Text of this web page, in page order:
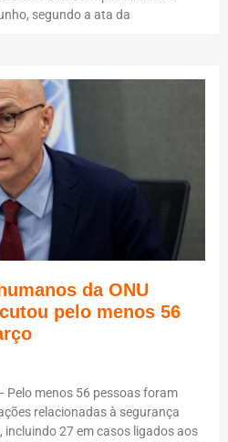
segundo a ata da
da ONU
pelo menos 56
Pelo menos 56 pessoas foram
relacionadas à segurança
incluindo 27 em casos ligados aos